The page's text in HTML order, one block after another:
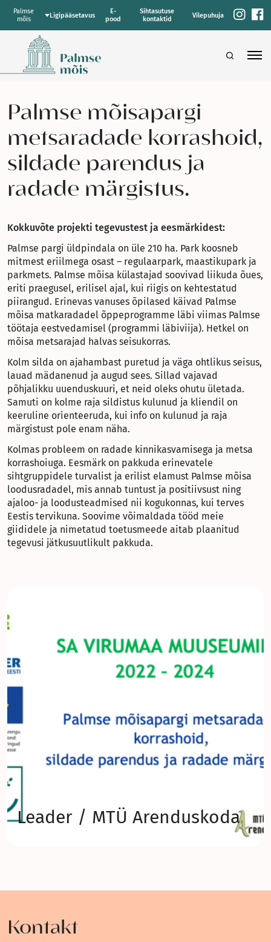
Palmse
mõis
Ligipääsetavus
E-
pood
Sihtasutuse
kontaktid
Vilepuhuja
Palmse mõisapargi
metsaradade korrashoid,
sildade parendus ja
radade märgistus.
Kokkuvõte projekti tegevustest ja eesmärkidest:
Palmse pargi üldpindala on üle 210 ha. Park koosneb
mitmest eriilmega osast – regulaarpark, maastikupark ja
parkmets. Palmse mõisa külastajad soovivad liikuda õues,
eriti praegusel, erilisel ajal, kui riigis on kehtestatud
piirangud. Erinevas vanuses õpilased käivad Palmse
mõisa matkaradadel õppeprogramme läbi viimas Palmse
töötaja eestvedamisel (programmi läbiviija). Hetkel on
mõisa metsarajad halvas seisukorras.
Kolm silda on ajahambast puretud ja väga ohtlikus seisus,
lauad mädanenud ja augud sees. Sillad vajavad
põhjalikku uuenduskuuri, et neid oleks ohutu ületada.
Samuti on kolme raja sildistus kulunud ja kliendil on
keeruline orienteeruda, kui info on kulunud ja raja
märgistust pole enam näha.
Kolmas probleem on radade kinnikasvamisega ja metsa
korrashoiuga. Eesmärk on pakkuda erinevatele
sihtgruppidele turvalist ja erilist elamust Palmse mõisa
loodusradadel, mis annab tuntust ja positiivsust ning
ajaloo- ja loodusteadmised nii kogukonnas, kui terves
Eestis tervikuna. Soovime võimaldada tööd meie
giididele ja nimetatud toetusmeede aitab plaanitud
tegevusi jätkusuutlikult pakkuda.
Leader / MTÜ Arenduskoda
Kontakt